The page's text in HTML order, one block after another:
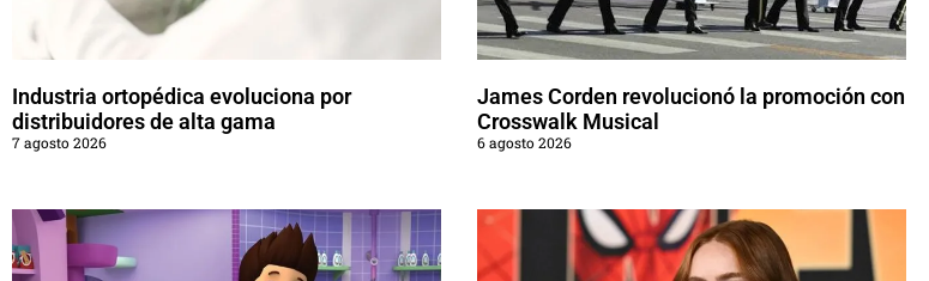
Industria ortopédica evoluciona por
distribuidores de alta gama
7 agosto 2026
James Corden revolucionó la promoción con
Crosswalk Musical
6 agosto 2026